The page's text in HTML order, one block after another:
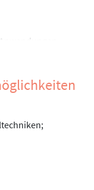
eines